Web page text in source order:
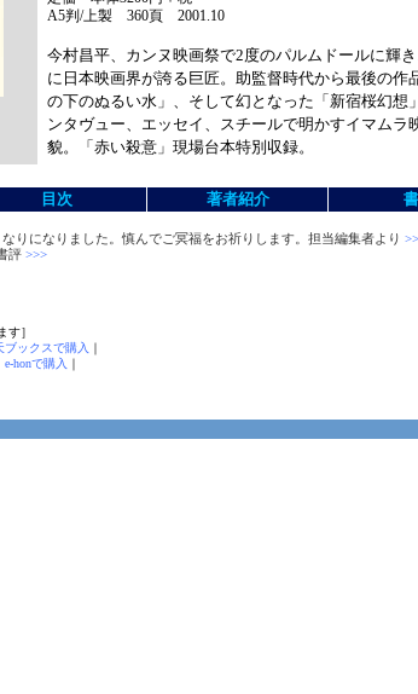
A5判/上製 360頁 2001.10
今村昌平、カンヌ映画祭で2度のパルムドールに輝
に日本映画界が誇る巨匠。助監督時代から最後の作
の下のぬるい水」、そして幻となった「新宿桜幻想
ンタヴュー、エッセイ、スチールで明かすイマムラ
貌。「赤い殺意」現場台本特別収録。
目次 著者紹介
になりました。慎んでご冥福をお祈りします。担当編集者より
評 >>>
す］
ブックスで購入 ｜
e-honで購入 ｜